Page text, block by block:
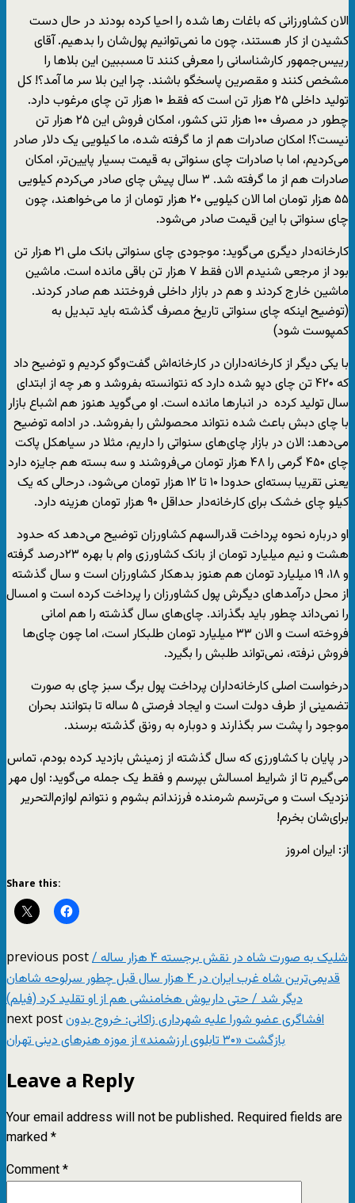
الان کشاورزانی که باغات رها شده را احیا کرده بودند در حال دست
کشیدن از کار هستند، چون ما نمی‌توانیم پول‌شان را بدهیم. آقای
رییس‌جمهور کارشناسانی را معرفی کنند تا مسببین این بلاها را
مشخص کنند و مقصرین پاسخگو باشند. چرا این بلا سر ما آمد؟! کل
تولید داخلی ۲۵ هزار تن است که فقط ۱۰ هزار تن چای مرغوب دارد.
چطور در مصرف ۱۰۰ هزار تنی کشور، امکان فروش این ۲۵ هزار تن
نیست؟! امکان صادرات هم از ما گرفته شده، ما کیلویی یک دلار صادر
می‌کردیم، اما با صادرات چای سنواتی به قیمت بسیار پایین‌تر، امکان
صادرات هم از ما گرفته شد. ۳ سال پیش چای صادر می‌کردم کیلویی
۵۵ هزار تومان اما الان کیلویی ۲۰ هزار تومان از ما می‌خواهند، چون
چای سنواتی با این قیمت صادر می‌شود.
کارخانه‌دار دیگری می‌گوید: موجودی چای سنواتی بانک ملی ۲۱ هزار تن
بود از مرجعی شنیدم الان فقط ۷ هزار تن باقی مانده است. ماشین
ماشین خارج کردند و هم در بازار داخلی فروختند هم صادر کردند.
(توضیح اینکه چای سنواتی تاریخ مصرف گذشته باید تبدیل به
کمپوست شود)
با یکی دیگر از کارخانه‌داران در کارخانه‌اش گفت‌وگو کردیم و توضیح داد
که ۴۲۰ تن چای دپو شده دارد که نتوانسته بفروشد و هر چه از ابتدای
سال تولید کرده در انبارها مانده است. او می‌گوید هنوز هم اشباع بازار
با چای دبش باعث شده نتواند محصولش را بفروشد. در ادامه توضیح
می‌دهد: الان در بازار چای‌های سنواتی را داریم، مثلا در سیاهکل پاکت
چای ۴۵۰ گرمی را ۴۸ هزار تومان می‌فروشند و سه بسته هم جایزه دارد
یعنی تقریبا بسته‌ای حدودا ۱۰ تا ۱۲ هزار تومان می‌شود، درحالی که یک
کیلو چای خشک برای کارخانه‌دار حداقل ۹۰ هزار تومان هزینه دارد.
او درباره نحوه پرداخت قدرالسهم کشاورزان توضیح می‌دهد که حدود
هشت و نیم میلیارد تومان از بانک کشاورزی وام با بهره ۲۳درصد گرفته
و ۱۸، ۱۹ میلیارد تومان هم هنوز بدهکار کشاورزان است و سال گذشته
از محل درآمدهای دیگرش پول کشاورزان را پرداخت کرده است و امسال
را نمی‌داند چطور باید بگذراند. چای‌های سال گذشته را هم امانی
فروخته است و الان ۳۳ میلیارد تومان طلبکار است، اما چون چای‌ها
فروش نرفته، نمی‌تواند طلبش را بگیرد.
درخواست اصلی کارخانه‌داران پرداخت پول برگ سبز چای به ‌صورت
تضمینی از طرف دولت است و ایجاد فرصتی ۵ ساله تا بتوانند بحران
موجود را پشت سر بگذارند و دوباره به رونق گذشته برسند.
در پایان با کشاورزی که سال گذشته از زمینش بازدید کرده بودم، تماس
می‌گیرم تا از شرایط امسالش بپرسم و فقط یک جمله می‌گوید: اول مهر
نزدیک است و می‌ترسم شرمنده فرزندانم بشوم و نتوانم لوازم‌التحریر
برای‌شان بخرم!
از: ایران امروز
Share this:
previous postشلیک به صورت شاه در نقش برجسته ۴ هزار ساله /
قدیمی‌ترین شاه غرب ایران در ۴ هزار سال قبل چطور سرلوحه شاهان
دیگر شد / حتی داریوش هخامنشی هم از او تقلید کرد (فیلم)
next postافشاگری عضو شورا علیه شهرداری زاکانی: خروج بدون
بازگشت «۳۰ تابلوی ارزشمند» از موزه‌ هنرهای دینی تهران
Leave a Reply
Your email address will not be published. Required fields are
marked*
Comment*